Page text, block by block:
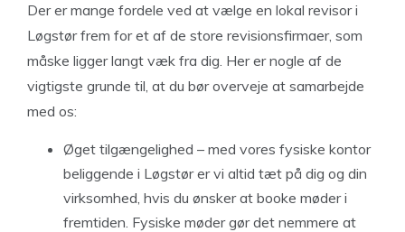
Der er mange fordele ved at vælge en lokal revisor i
Løgstør frem for et af de store revisionsfirmaer, som
måske ligger langt væk fra dig. Her er nogle af de
vigtigste grunde til, at du bør overveje at samarbejde
med os:
Øget tilgængelighed – med vores fysiske kontor
beliggende i Løgstør er vi altid tæt på dig og din
virksomhed, hvis du ønsker at booke møder i
fremtiden. Fysiske møder gør det nemmere at